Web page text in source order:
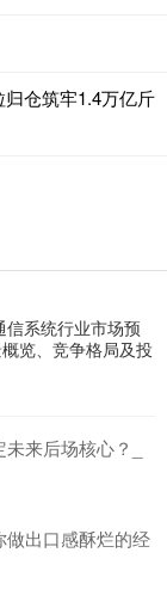
归仓筑牢1.4万亿斤
系统行业市场预
览、竞争格局及投
来后场核心？_
出口感酥烂的经